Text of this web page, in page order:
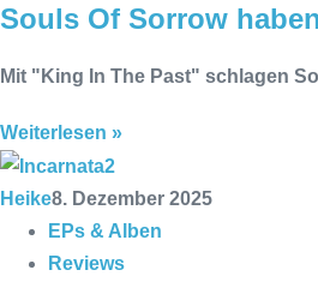
Souls Of Sorrow
Mit "King In The Past" schlagen
Weiterlesen »
Heike8. Dezember 2025
EPs & Alben
Reviews